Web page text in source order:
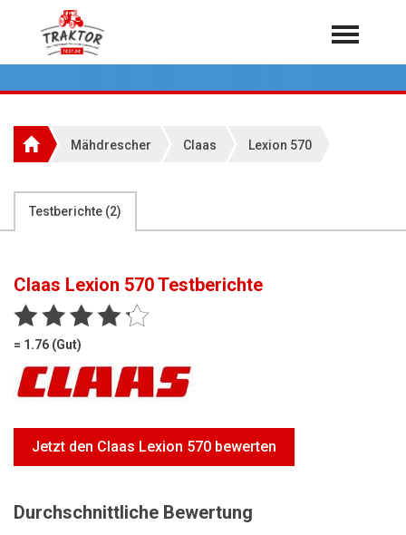
Home
Rundballenpressen
Teleskoplader
Rasentraktoren
Hoflader
Jetzt Bewerten
Über 7.000 Testberichte
Mähdrescher Claas Lexion 570
Testberichte (2)
Claas Lexion 570Testberichte
= 1.76 (Gut)
Jetzt den Claas Lexion 570 bewerten
Durchschnittliche Bewertung